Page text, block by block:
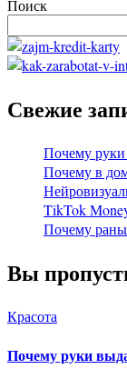
Поиск
Свежие
Почему
Почему в
TikTok
Почему
Вы
Красота
Почему руки